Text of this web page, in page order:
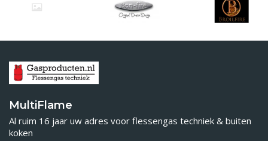
MultiFlame
Al ruim 16 jaar uw adres voor flessengas techniek & buiten
koken